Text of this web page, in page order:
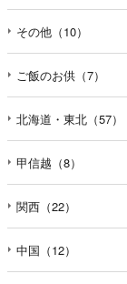
その他（10）
ご飯のお供（7）
北海道・東北（57）
甲信越（8）
関西（22）
中国（12）